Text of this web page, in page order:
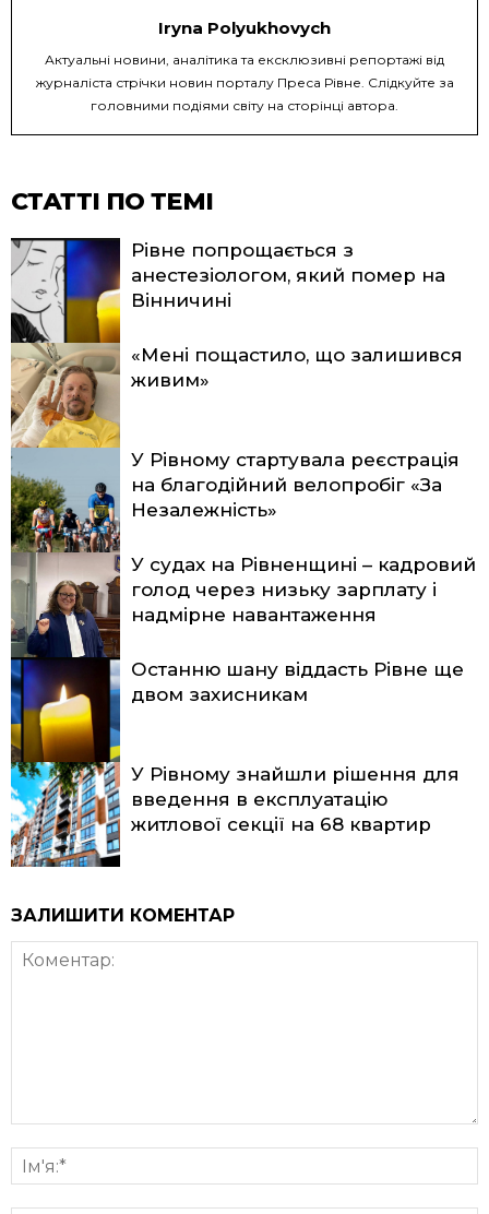
Iryna Polyukhovych
Актуальні новини, аналітика та ексклюзивні репортажі від
журналіста стрічки новин порталу Преса Рівне. Слідкуйте за
головними подіями світу на сторінці автора.
СТАТТІ ПО ТЕМІ
Рівне попрощається з
анестезіологом, який помер на
Вінничині
«Мені пощастило, що залишився
живим»
У Рівному стартувала реєстрація
на благодійний велопробіг «За
Незалежність»
У судах на Рівненщині – кадровий
голод через низьку зарплату і
надмірне навантаження
Останню шану віддасть Рівне ще
двом захисникам
У Рівному знайшли рішення для
введення в експлуатацію
житлової секції на 68 квартир
ЗАЛИШИТИ КОМЕНТАР